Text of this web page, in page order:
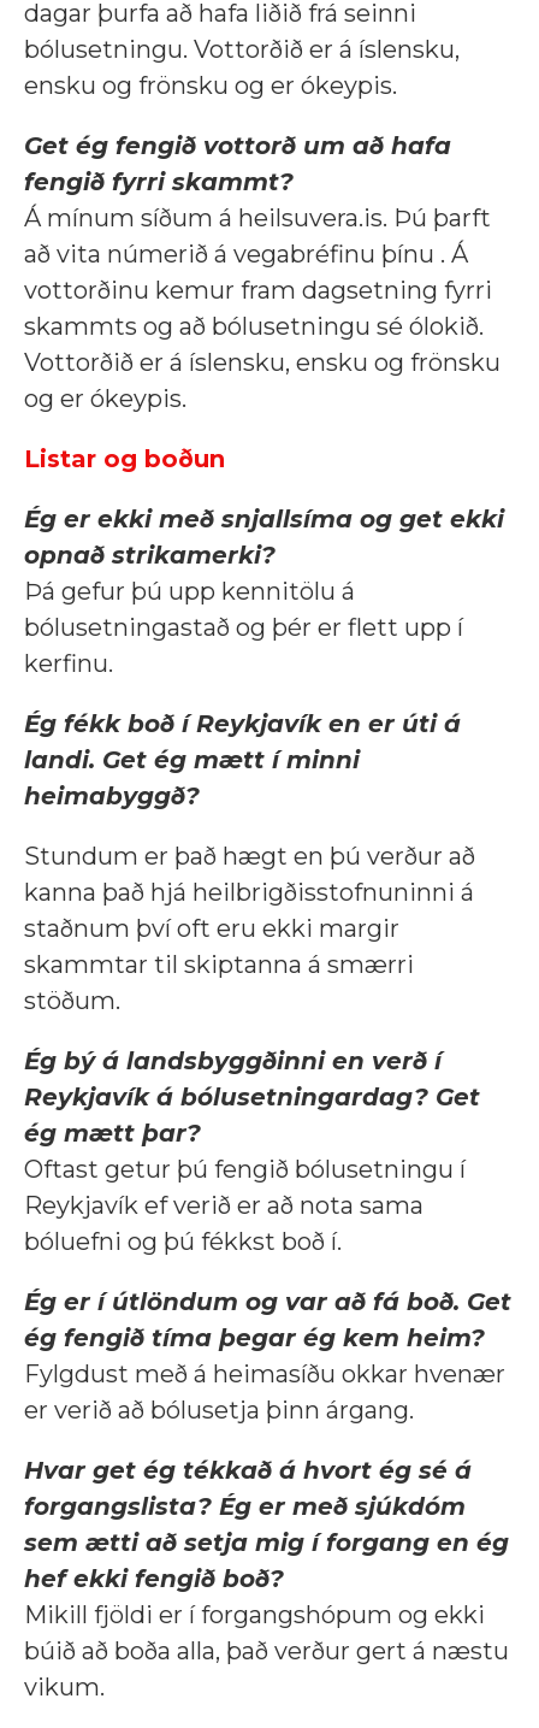
dagar þurfa að hafa liðið frá seinni
bólusetningu. Vottorðið er á íslensku,
ensku og frönsku og er ókeypis.
Get ég fengið vottorð um að hafa
fengið fyrri skammt?
Á mínum síðum á heilsuvera.is. Þú þarft
að vita númerið á vegabréfinu þínu . Á
vottorðinu kemur fram dagsetning fyrri
skammts og að bólusetningu sé ólokið.
Vottorðið er á íslensku, ensku og frönsku
og er ókeypis.
Listar og boðun
Ég er ekki með snjallsíma og get ekki
opnað strikamerki?
Þá gefur þú upp kennitölu á
bólusetningastað og þér er flett upp í
kerfinu.
Ég fékk boð í Reykjavík en er úti á
landi. Get ég mætt í minni
heimabyggð?
Stundum er það hægt en þú verður að
kanna það hjá heilbrigðisstofnuninni á
staðnum því oft eru ekki margir
skammtar til skiptanna á smærri
stöðum.
Ég bý á landsbyggðinni en verð í
Reykjavík á bólusetningardag? Get
ég mætt þar?
Oftast getur þú fengið bólusetningu í
Reykjavík ef verið er að nota sama
bóluefni og þú fékkst boð í.
Ég er í útlöndum og var að fá boð. Get
ég fengið tíma þegar ég kem heim?
Fylgdust með á heimasíðu okkar hvenær
er verið að bólusetja þinn árgang.
Hvar get ég tékkað á hvort ég sé á
forgangslista? Ég er með sjúkdóm
sem ætti að setja mig í forgang en ég
hef ekki fengið boð?
Mikill fjöldi er í forgangshópum og ekki
búið að boða alla, það verður gert á næstu
vikum.